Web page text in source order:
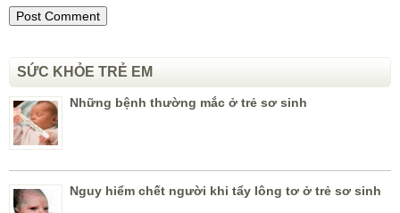
SỨC KHỎE TRẺ EM
Những bệnh thường mắc ở trẻ sơ sinh
Nguy hiểm chết người khi tẩy lông tơ ở trẻ sơ sinh